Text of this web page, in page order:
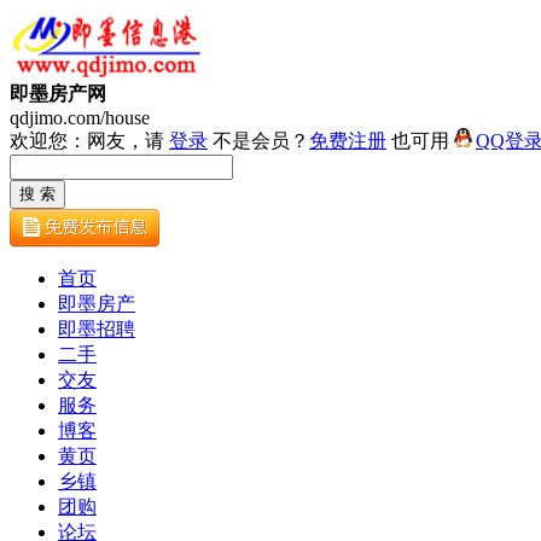
即墨房产网
qdjimo.com/house
欢迎您：网友，请 登录 不是会员？ 免费注册 也可用 QQ登
首页
即墨房产
即墨招聘
二手
交友
服务
博客
黄页
乡镇
团购
论坛